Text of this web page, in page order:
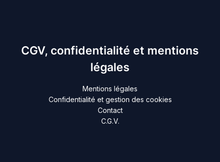
CGV, confidentialité et mentions
légales
Mentions légales
Confidentialité et gestion des cookies
Contact
C.G.V.